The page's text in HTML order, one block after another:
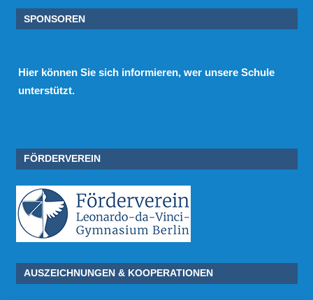
SPONSOREN
Hier können Sie sich informieren, wer unsere Schule
unterstützt.
FÖRDERVEREIN
AUSZEICHNUNGEN & KOOPERATIONEN